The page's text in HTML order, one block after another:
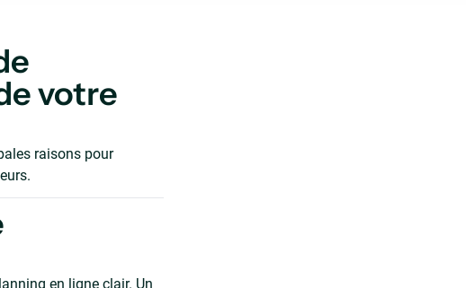
votre
raisons pour
en ligne clair. Un